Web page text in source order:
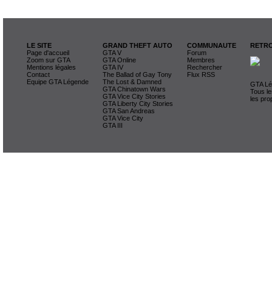
LE SITE
Page d'accueil
Zoom sur GTA
Mentions légales
Contact
Equipe GTA Légende
GRAND THEFT AUTO
GTA V
GTA Online
GTA IV
The Ballad of Gay Tony
The Lost & Damned
GTA Chinatown Wars
GTA Vice City Stories
GTA Liberty City Stories
GTA San Andreas
GTA Vice City
GTA III
COMMUNAUTE
Forum
Membres
Rechercher
Flux RSS
GTA
Tous
les